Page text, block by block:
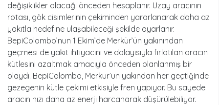
değişiklikler olacağı önceden hesaplanır. Uzay aracının
rotası, gök cisimlerinin çekiminden yararlanarak daha az
yakıtla hedefine ulaşabileceği şekilde ayarlanır.
BepiColombo’nun 1 Ekim’de Merkür’ün yakınından
geçmesi de yakıt ihtiyacını ve dolayısıyla fırlatılan aracın
kütlesini azaltmak amacıyla önceden planlanmış bir
olaydı. BepiColombo, Merkür’ün yakından her geçtiğinde
gezegenin kütle çekimi etkisiyle fren yapıyor. Bu sayede
aracın hızı daha az enerji harcanarak düşürülebiliyor.